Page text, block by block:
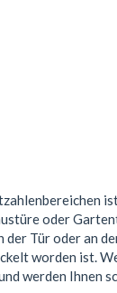
oder
Tür oder an
worden ist.
werden Ihnen